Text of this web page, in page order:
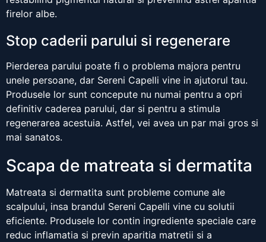
firelor albe.
Stop caderii parului si regenerare
Pierderea parului poate fi o problema majora pentru
unele persoane, dar Sereni Capelli vine in ajutorul tau.
Produsele lor sunt concepute nu numai pentru a opri
definitiv caderea parului, dar si pentru a stimula
regenerarea acestuia. Astfel, vei avea un par mai gros si
mai sanatos.
Scapa de matreata si dermatita
Matreata si dermatita sunt probleme comune ale
scalpului, insa brandul Sereni Capelli vine cu solutii
eficiente. Produsele lor contin ingrediente speciale care
reduc inflamatia si previn aparitia matretii si a